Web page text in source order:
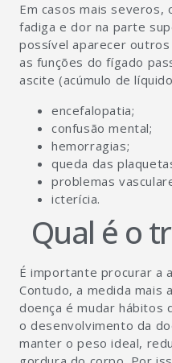
Em casos mais
fadiga e dor na parte
possível aparecer
as funções do fígado
ascite (acúmulo de
encefalopatia;
confusão mental;
hemorragias;
queda das
problemas
icterícia.
Qual é o
É importante procurar a
Contudo, a medida mais
doença é mudar hábitos
o desenvolvimento da
manter o peso ideal,